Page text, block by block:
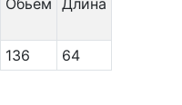
Обьем Длина
136 64